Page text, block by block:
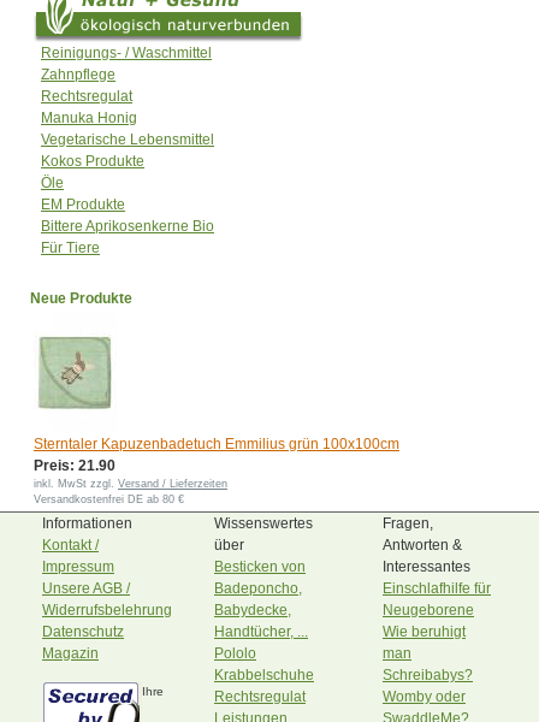
Reinigungs- / Waschmittel
Zahnpflege
Rechtsregulat
Manuka Honig
Vegetarische Lebensmittel
Kokos Produkte
Öle
EM Produkte
Bittere Aprikosenkerne Bio
Für Tiere
Neue Produkte
Sterntaler Kapuzenbadetuch Emmilius grün 100x100cm
Preis: 21.90
inkl. MwSt zzgl. Versand / Lieferzeiten
Versandkostenfrei DE ab 80 €
Informationen
Kontakt /
Impressum
Unsere AGB /
Widerrufsbelehrung
Datenschutz
Magazin
Ihre
Wissenswertes
über
Besticken von
Badeponcho,
Babydecke,
Handtücher, ...
Pololo
Krabbelschuhe
Rechtsregulat
Leistungen
Fragen,
Antworten &
Interessantes
Einschlafhilfe für
Neugeborene
Wie beruhigt
man
Schreibabys?
Womby oder
SwaddleMe?